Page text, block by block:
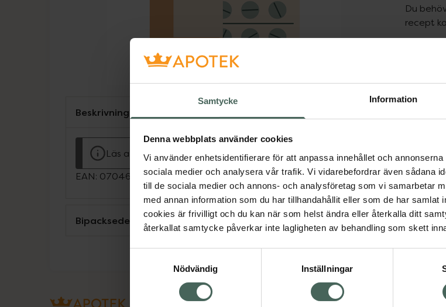
Samtycke Information
Denna webbplats använder cookies
Vi använder enhetsidentifierare för att anpassa innehållet och
sociala medier och analysera vår trafik. Vi vidarebefordrar även sådana
till de sociala medier och annons- och analysföretag som vi samarbetar
med annan information som du har tillhandahållit eller som de har
cookies är frivilligt och du kan när som helst ändra eller återkalla ditt
återkallat samtycke påverkar inte lagligheten av behandling som skett
Nödvändig
Inställningar
Du
recept
Fler
Beskrivning
Läs alltid bipacksedeln innan användning.
EAN: 07046263762401
Bipacksedel från FASS Visa